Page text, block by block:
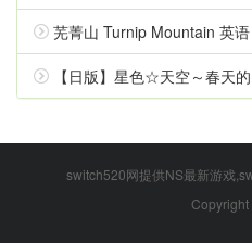
芜菁山 Turnip Mountain 英语
【日版】星色☆天空～春天的回忆～
switch520网提供NS最新游戏